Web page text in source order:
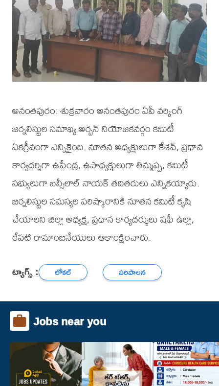
అనంతపురం: శుక్రవారం అనంతపురం ఏపీ వర్కింగ్
జర్నలిస్టుల సమాఖ్య అర్బన్ నియోజకవర్గం కమిటీ
ఏకగ్రీవంగా ఎన్నికైంది. నూతన అధ్యక్షులుగా కేశవ్, ప్రధాన
కార్యదర్శిగా ఉపేంద్ర, ఉపాధ్యక్షులుగా తిమ్మప్ప, కమిటీ
సభ్యులుగా బన్సీలాల్ నాయక్ తదితరులు ఎన్నికయ్యారు.
జర్నలిస్టుల సమస్యల పరిష్కారానికి నూతన కమిటీ కృషి
చేయాలని జిల్లా అధ్యక్ష, ప్రధాన కార్యదర్శులు షఫీ ఉల్లా,
రేపటి రామాంజనేయులు ఆకాంక్షించారు.
ట్యాగ్స్ : లోకల్ పరిపాలన
Jobs near you